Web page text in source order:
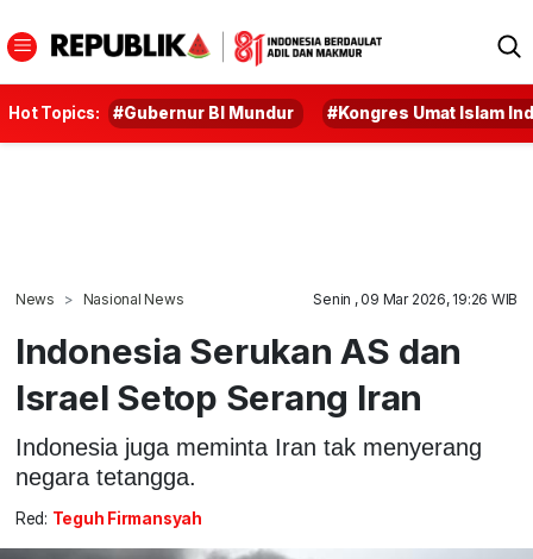
Hot Topics: #Gubernur BI Mundur #Kongres Umat Islam
News Nasional News Senin , 09 Mar 2026, 19:26 WIB
Indonesia Serukan AS dan
Israel Setop Serang Iran
Indonesia juga meminta Iran tak menyerang
negara tetangga.
Red: Teguh Firmansyah